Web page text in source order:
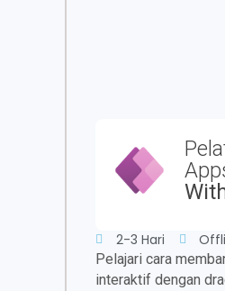
2-3 Hari
Pelajari cara
interaktif dengan